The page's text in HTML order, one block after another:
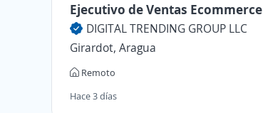
Ejecutivo de Ventas Ecommerce
DIGITAL TRENDING GROUP LLC
Girardot, Aragua
Remoto
Hace 3 días